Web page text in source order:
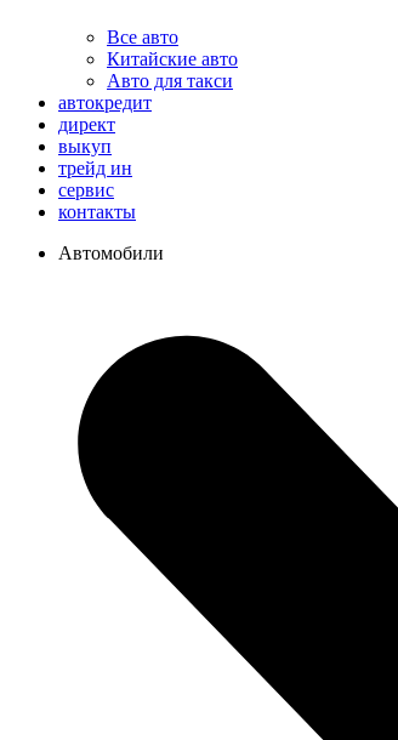
Все авто
Китайские авто
Авто для такси
автокредит
директ
выкуп
трейд ин
сервис
контакты
Автомобили